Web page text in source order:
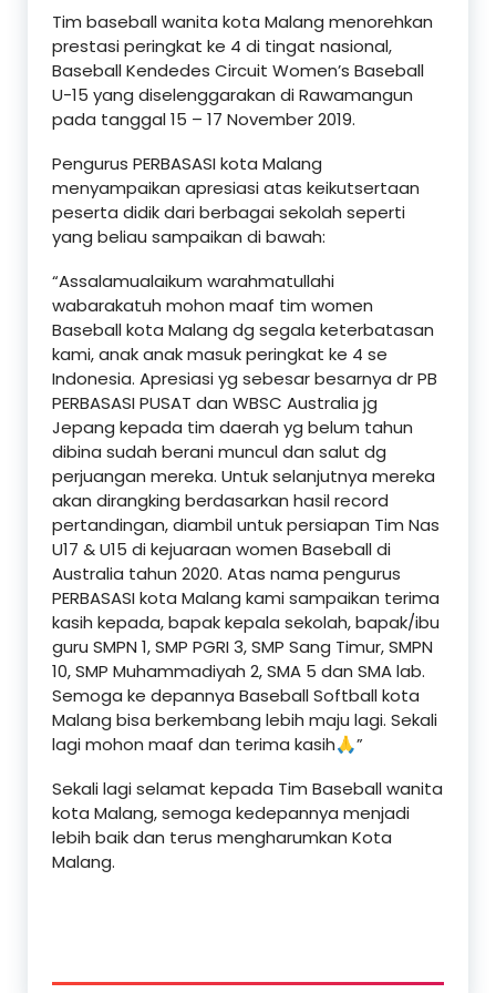
Tim baseball wanita kota Malang menorehkan
prestasi peringkat ke 4 di tingat nasional,
Baseball Kendedes Circuit Women’s Baseball
U-15 yang diselenggarakan di Rawamangun
pada tanggal 15 – 17 November 2019.
Pengurus PERBASASI kota Malang
menyampaikan apresiasi atas keikutsertaan
peserta didik dari berbagai sekolah seperti
yang beliau sampaikan di bawah:
“Assalamualaikum warahmatullahi
wabarakatuh mohon maaf tim women
Baseball kota Malang dg segala keterbatasan
kami, anak anak masuk peringkat ke 4 se
Indonesia. Apresiasi yg sebesar besarnya dr PB
PERBASASI PUSAT dan WBSC Australia jg
Jepang kepada tim daerah yg belum tahun
dibina sudah berani muncul dan salut dg
perjuangan mereka. Untuk selanjutnya mereka
akan dirangking berdasarkan hasil record
pertandingan, diambil untuk persiapan Tim Nas
U17 & U15 di kejuaraan women Baseball di
Australia tahun 2020. Atas nama pengurus
PERBASASI kota Malang kami sampaikan terima
kasih kepada, bapak kepala sekolah, bapak/ibu
guru SMPN 1, SMP PGRI 3, SMP Sang Timur, SMPN
10, SMP Muhammadiyah 2, SMA 5 dan SMA lab.
Semoga ke depannya Baseball Softball kota
Malang bisa berkembang lebih maju lagi. Sekali
lagi mohon maaf dan terima kasih🙏”
Sekali lagi selamat kepada Tim Baseball wanita
kota Malang, semoga kedepannya menjadi
lebih baik dan terus mengharumkan Kota
Malang.